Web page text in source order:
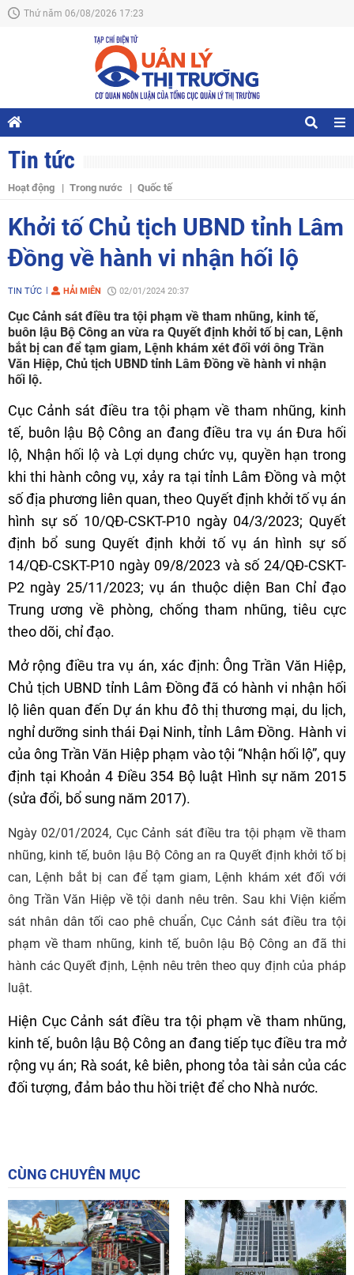
Thứ năm 06/08/2026 17:23
Tin tức
Hoạt động Trong nước Quốc tế
Khởi tố Chủ tịch UBND tỉnh Lâm
Đồng về hành vi nhận hối lộ
TIN TỨC HẢI MIÊN 02/01/2024 20:37
Cục Cảnh sát điều tra tội phạm về tham nhũng, kinh tế,
buôn lậu Bộ Công an vừa ra Quyết định khởi tố bị can, Lệnh
bắt bị can để tạm giam, Lệnh khám xét đối với ông Trần
Văn Hiệp, Chủ tịch UBND tỉnh Lâm Đồng về hành vi nhận
hối lộ.
Cục Cảnh sát điều tra tội phạm về tham nhũng, kinh
tế, buôn lậu Bộ Công an đang điều tra vụ án Đưa hối
lộ, Nhận hối lộ và Lợi dụng chức vụ, quyền hạn trong
khi thi hành công vụ, xảy ra tại tỉnh Lâm Đồng và một
số địa phương liên quan, theo Quyết định khởi tố vụ án
hình sự số 10/QĐ-CSKT-P10 ngày 04/3/2023; Quyết
định bổ sung Quyết định khởi tố vụ án hình sự số
14/QĐ-CSKT-P10 ngày 09/8/2023 và số 24/QĐ-CSKT-
P2 ngày 25/11/2023; vụ án thuộc diện Ban Chỉ đạo
Trung ương về phòng, chống tham nhũng, tiêu cực
theo dõi, chỉ đạo.
Mở rộng điều tra vụ án, xác định: Ông Trần Văn Hiệp,
Chủ tịch UBND tỉnh Lâm Đồng đã có hành vi nhận hối
lộ liên quan đến Dự án khu đô thị thương mại, du lịch,
nghỉ dưỡng sinh thái Đại Ninh, tỉnh Lâm Đồng. Hành vi
của ông Trần Văn Hiệp phạm vào tội “Nhận hối lộ”, quy
định tại Khoản 4 Điều 354 Bộ luật Hình sự năm 2015
(sửa đổi, bổ sung năm 2017).
Ngày 02/01/2024, Cục Cảnh sát điều tra tội phạm về tham
nhũng, kinh tế, buôn lậu Bộ Công an ra Quyết định khởi tố bị
can, Lệnh bắt bị can để tạm giam, Lệnh khám xét đối với
ông Trần Văn Hiệp về tội danh nêu trên. Sau khi Viện kiểm
sát nhân dân tối cao phê chuẩn, Cục Cảnh sát điều tra tội
phạm về tham nhũng, kinh tế, buôn lậu Bộ Công an đã thi
hành các Quyết định, Lệnh nêu trên theo quy định của pháp
luật.
Hiện Cục Cảnh sát điều tra tội phạm về tham nhũng,
kinh tế, buôn lậu Bộ Công an đang tiếp tục điều tra mở
rộng vụ án; Rà soát, kê biên, phong tỏa tài sản của các
đối tượng, đảm bảo thu hồi triệt để cho Nhà nước.
CÙNG CHUYÊN MỤC